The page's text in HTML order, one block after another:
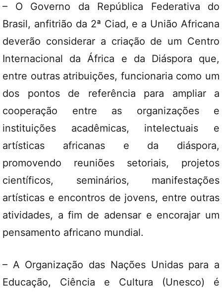
– O Governo da República Federativa do
Brasil, anfitrião da 2ª Ciad, e a União Africana
deverão considerar a criação de um Centro
Internacional da África e da Diáspora que,
entre outras atribuições, funcionaria como um
dos pontos de referência para ampliar a
cooperação entre as organizações e
instituições acadêmicas, intelectuais e
artísticas africanas e da diáspora,
promovendo reuniões setoriais, projetos
científicos, seminários, manifestações
artísticas e encontros de jovens, entre outras
atividades, a fim de adensar e encorajar um
pensamento africano mundial.
– A Organização das Nações Unidas para a
Educação, Ciência e Cultura (Unesco) é